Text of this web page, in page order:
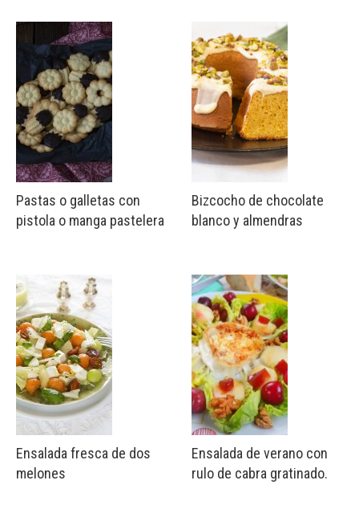
Pastas o galletas con
pistola o manga pastelera
Ensalada fresca de dos
melones
Bizcocho de chocolate
blanco y almendras
Ensalada de verano con
rulo de cabra gratinado.